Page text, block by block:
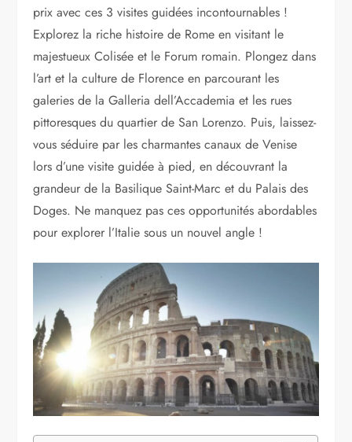
prix avec ces 3 visites guidées incontournables !
Explorez la riche histoire de Rome en visitant le
majestueux Colisée et le Forum romain. Plongez dans
l’art et la culture de Florence en parcourant les
galeries de la Galleria dell’Accademia et les rues
pittoresques du quartier de San Lorenzo. Puis, laissez-
vous séduire par les charmantes canaux de Venise
lors d’une visite guidée à pied, en découvrant la
grandeur de la Basilique Saint-Marc et du Palais des
Doges. Ne manquez pas ces opportunités abordables
pour explorer l’Italie sous un nouvel angle !